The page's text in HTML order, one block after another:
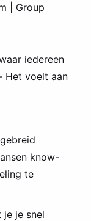
| Group
iedereen
Het voelt aan
know-
te
je je snel